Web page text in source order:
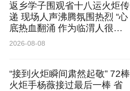
返乡学子围观省十八运火炬传
递 现场人声沸腾氛围热烈 “心
底热血翻涌 作为临渭人很荣
耀”
2026-08-08
“接到火炬瞬间肃然起敬” 72棒
火炬手杨薇接过最后一棒 省